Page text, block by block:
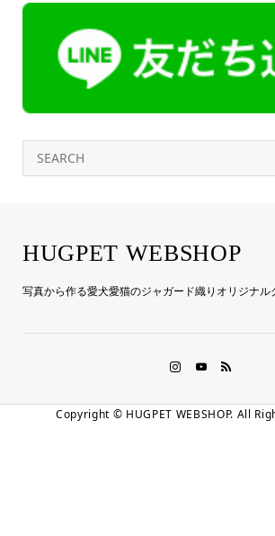
HUGPET WEBSHOP
写真から作る愛犬愛猫のジャガード織りオリジナル
Copyright © HUGPET WEBSHOP. All